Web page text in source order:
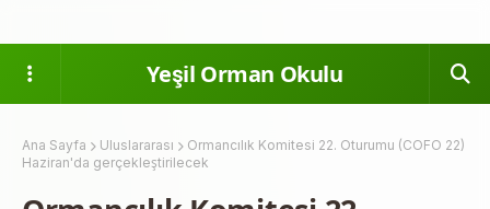
Yeşil Orman Okulu
Ana Sayfa Uluslararası
Ormancılık Komitesi 22. Oturumu (COFO 22)
Haziran'da gerçekleştirilecek